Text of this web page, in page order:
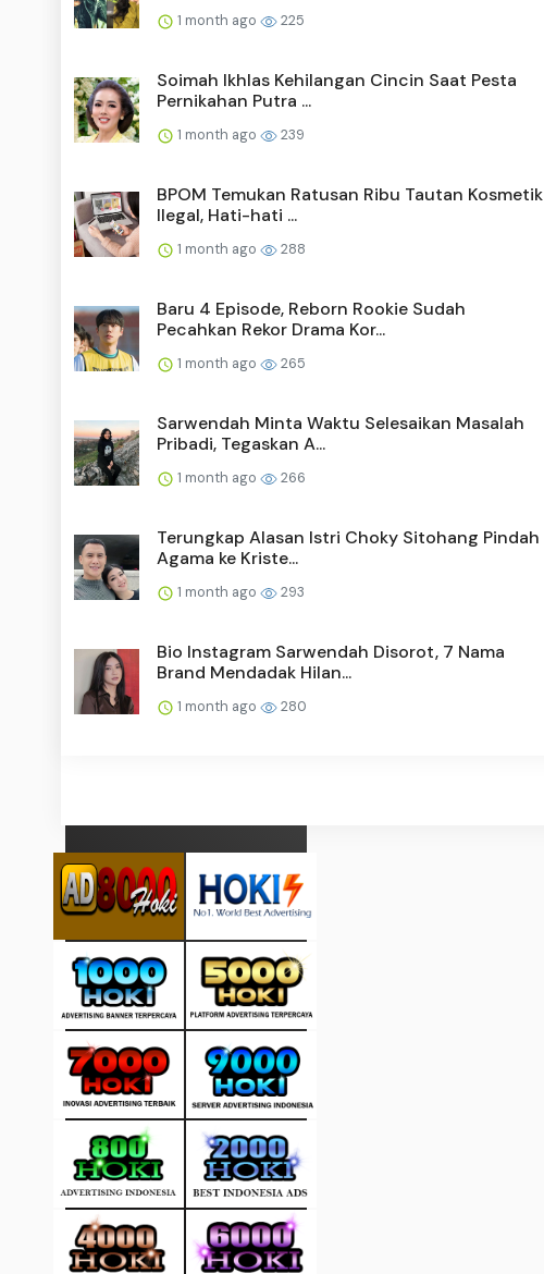
1 month ago 225
Soimah Ikhlas Kehilangan Cincin Saat Pesta
Pernikahan Putra ...
1 month ago 239
BPOM Temukan Ratusan Ribu Tautan Kosmetik
Ilegal, Hati-hati ...
1 month ago 288
Baru 4 Episode, Reborn Rookie Sudah
Pecahkan Rekor Drama Kor...
1 month ago 265
Sarwendah Minta Waktu Selesaikan Masalah
Pribadi, Tegaskan A...
1 month ago 266
Terungkap Alasan Istri Choky Sitohang Pindah
Agama ke Kriste...
1 month ago 293
Bio Instagram Sarwendah Disorot, 7 Nama
Brand Mendadak Hilan...
1 month ago 280